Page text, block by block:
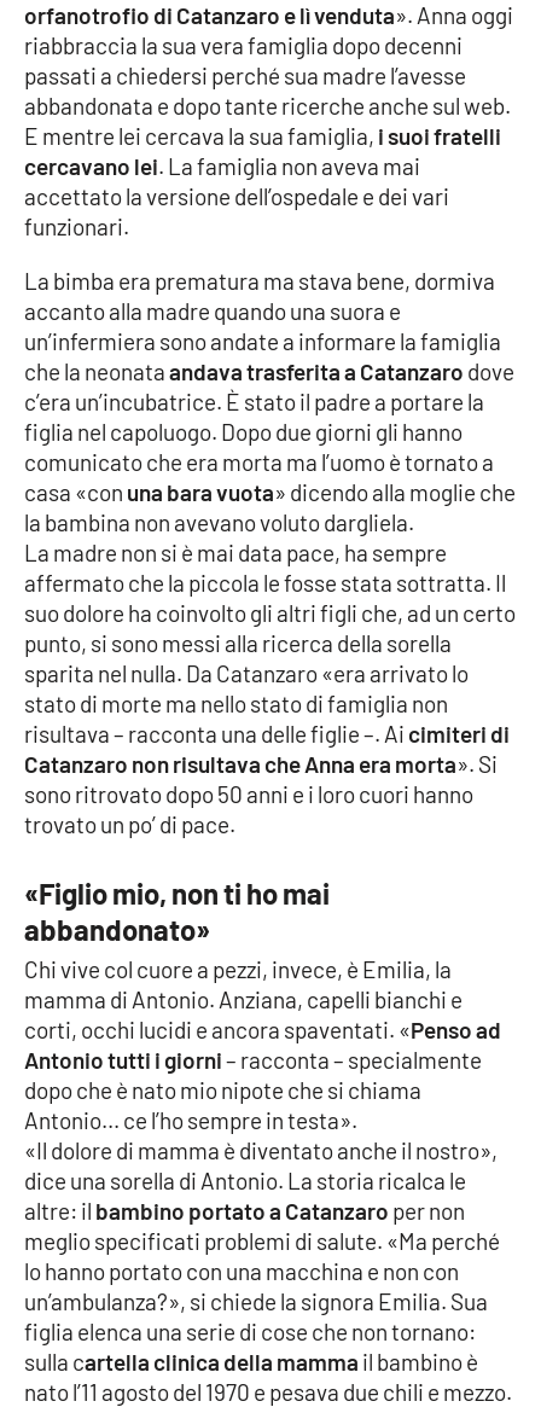
SPECIALI
Buona Sanità Calabria
LA
CALABRIAVISIONE
Destinazioni
Eventi
Food
Storie
LAC
NETWORK
Lacplay.it
Lactv.it
Laconair.it
Lacitymag.it
Lacapitalenews.it
Cosenzachannel.it
Ilvibonese.it
Catanzarochannel.it
APP
Android
Apple
orfanotrofio di Catanzaro e lì venduta». Anna oggi
riabbraccia la sua vera famiglia dopo decenni
passati a chiedersi perché sua madre l’avesse
abbandonata e dopo tante ricerche anche sul web.
E mentre lei cercava la sua famiglia, i suoi fratelli
cercavano lei. La famiglia non aveva mai
accettato la versione dell’ospedale e dei vari
funzionari.
La bimba era prematura ma stava bene, dormiva
accanto alla madre quando una suora e
un’infermiera sono andate a informare la famiglia
che la neonataandava trasferita a Catanzaro dove
c’era un’incubatrice. È stato il padre a portare la
figlia nel capoluogo. Dopo due giorni gli hanno
comunicato che era morta ma l’uomo è tornato a
casa «con una bara vuota» dicendo alla moglie che
la bambina non avevano voluto dargliela.
La madre non si è mai data pace, ha sempre
affermato che la piccola le fosse stata sottratta. Il
suo dolore ha coinvolto gli altri figli che, ad un certo
punto, si sono messi alla ricerca della sorella
sparita nel nulla. Da Catanzaro «era arrivato lo
stato di morte ma nello stato di famiglia non
risultava – racconta una delle figlie –. Ai cimiteri di
Catanzaro non risultava che Anna era morta». Si
sono ritrovato dopo 50 anni e i loro cuori hanno
trovato un po’ di pace.
«Figlio mio, non ti ho mai
abbandonato»
Chi vive col cuore a pezzi, invece, è Emilia, la
mamma di Antonio. Anziana, capelli bianchi e
corti, occhi lucidi e ancora spaventati. «Penso ad
Antonio tutti i giorni– racconta – specialmente
dopo che è nato mio nipote che si chiama
Antonio... ce l’ho sempre in testa».
«Il dolore di mamma è diventato anche il nostro»,
dice una sorella di Antonio. La storia ricalca le
altre: il bambino portato a Catanzaro per non
meglio specificati problemi di salute. «Ma perché
lo hanno portato con una macchina e non con
un’ambulanza?», si chiede la signora Emilia. Sua
figlia elenca una serie di cose che non tornano:
sulla cartella clinica della mamma il bambino è
nato l’11 agosto del 1970 e pesava due chili e mezzo.